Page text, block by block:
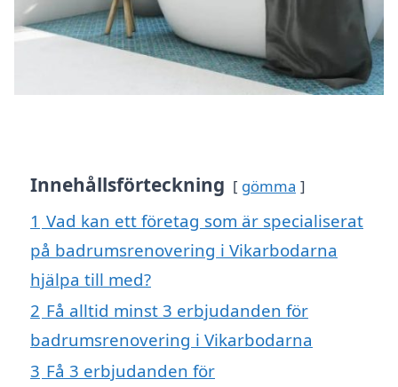
Innehållsförteckning gömma
1 Vad kan ett företag som är specialiserat
på badrumsrenovering i Vikarbodarna
hjälpa till med?
2 Få alltid minst 3 erbjudanden för
badrumsrenovering i Vikarbodarna
3 Få 3 erbjudanden för